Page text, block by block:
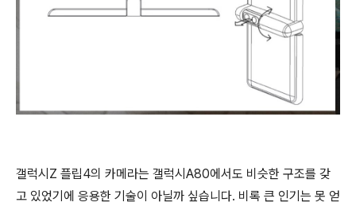
갤럭시Z 플립4의 카메라는 갤럭시A80에서도 비슷한 구조를 갖
고 있었기에 응용한 기술이 아닐까 싶습니다. 비록 큰 인기는 못 얻